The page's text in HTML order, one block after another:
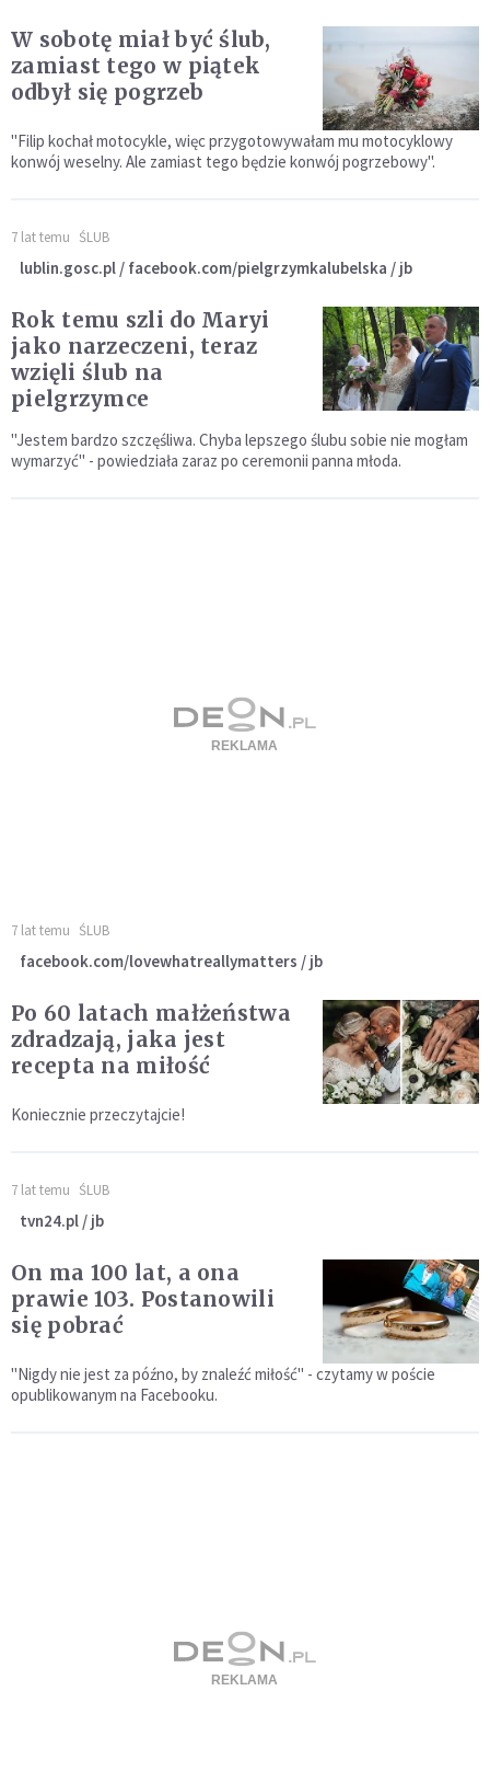
W sobotę miał być ślub,
zamiast tego w piątek
odbył się pogrzeb
"Filip kochał motocykle, więc przygotowywałam mu motocyklowy
konwój weselny. Ale zamiast tego będzie konwój pogrzebowy".
7 lat temu ŚLUB
lublin.gosc.pl / facebook.com/pielgrzymkalubelska / jb
Rok temu szli do Maryi
jako narzeczeni, teraz
wzięli ślub na
pielgrzymce
"Jestem bardzo szczęśliwa. Chyba lepszego ślubu sobie nie mogłam
wymarzyć" - powiedziała zaraz po ceremonii panna młoda.
7 lat temu ŚLUB
facebook.com/lovewhatreallymatters / jb
Po 60 latach małżeństwa
zdradzają, jaka jest
recepta na miłość
Koniecznie przeczytajcie!
7 lat temu ŚLUB
tvn24.pl / jb
On ma 100 lat, a ona
prawie 103. Postanowili
się pobrać
"Nigdy nie jest za późno, by znaleźć miłość" - czytamy w poście
opublikowanym na Facebooku.